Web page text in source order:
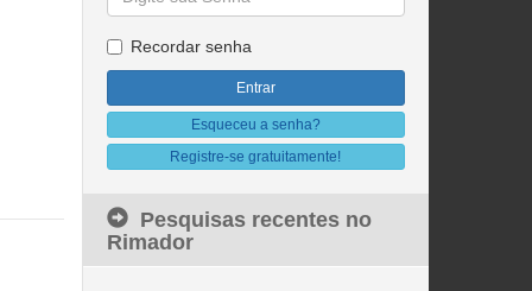
Recordar senha
Esqueceu a senha?
Registre-se gratuitamente!
Pesquisas recentes no
Rimador